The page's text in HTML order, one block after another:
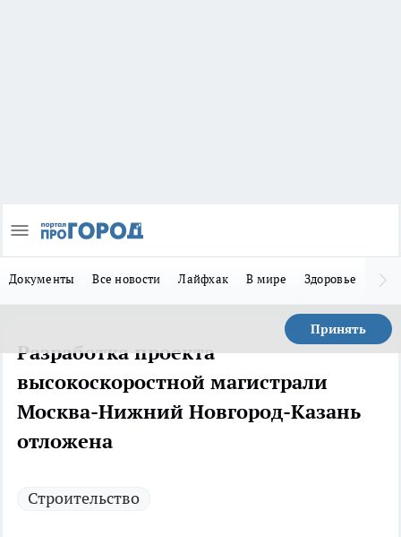
Документы Все новости Лайфхак В мире Здоровье
Принять
Разработка проекта
высокоскоростной магистрали
Москва-Нижний Новгород-Казань
отложена
Строительство